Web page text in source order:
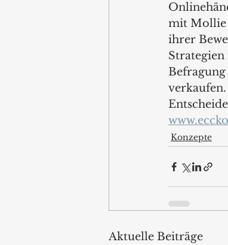
mit Mollie
ihrer
Befragung
Konzepte
Aktuelle Beiträge